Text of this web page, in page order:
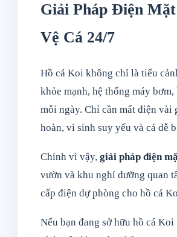
Giải Pháp Điện
Vệ Cá 24/7
Hồ cá Koi không chỉ là tiểu
khỏe mạnh, hệ thống máy
mỗi ngày. Chỉ cần mất điện vài
hoàn, vi sinh suy yếu và cá dễ
Chính vì vậy, giải pháp điện
vườn và khu nghỉ dưỡng quan
cấp điện dự phòng cho hồ cá
Nếu bạn đang sở hữu hồ cá